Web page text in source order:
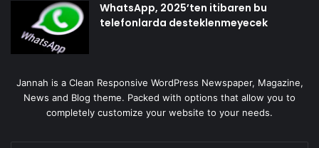
WhatsApp, 2025’ten itibaren bu
telefonlarda desteklenmeyecek
Jannah is a Clean Responsive WordPress Newspaper, Magazine,
News and Blog theme. Packed with options that allow you to
completely customize your website to your needs.